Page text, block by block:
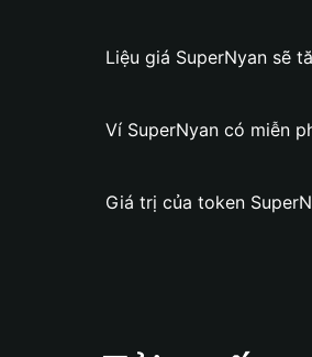
Liệu giá SuperNyan sẽ
Ví SuperNyan có miễn
Giá trị của token